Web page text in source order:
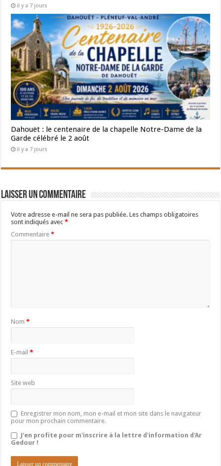
il y a 7 jours
Dahouët : le centenaire de la chapelle Notre-Dame de la
Garde célébré le 2 août
il y a 7 jours
Laisser un commentaire
Votre adresse e-mail ne sera pas publiée. Les champs obligatoires
sont indiqués avec*
Commentaire*
Nom*
E-mail*
Site web
Enregistrer mon nom, mon e-mail et mon site dans le navigateur
pour mon prochain commentaire.
J'en profite pour m'inscrire à la lettre d'information d'Ar
Gedour !